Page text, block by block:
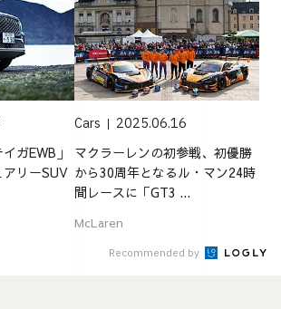
ガEWB」
アリーSUV
Cars 2025.06.16
マクラーレンの初参戦、初優勝
から30周年となるル・マン24時
間レースに「GT3 ...
McLaren
Recommended by